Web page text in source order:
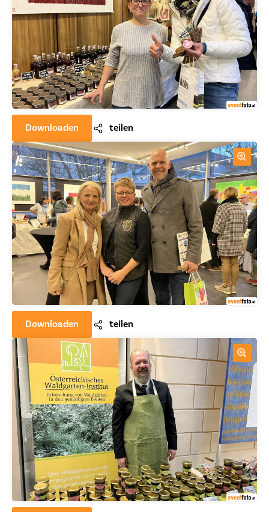
Downloaden teilen
Downloaden teilen